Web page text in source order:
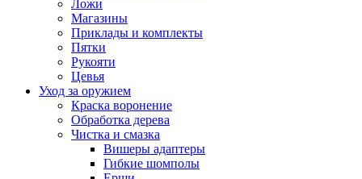
Ложи
Магазины
Приклады и комплекты
Пятки
Рукояти
Цевья
Уход за оружием
Краска воронение
Обработка дерева
Чистка и смазка
Вишеры адаптеры
Гибкие шомполы